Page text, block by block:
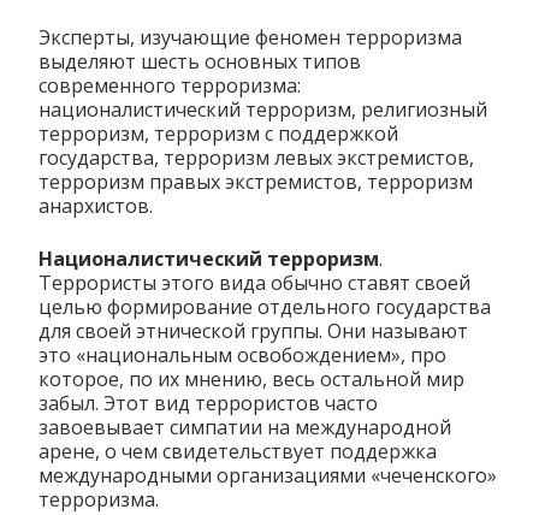
Эксперты, изучающие феномен терроризма
выделяют шесть основных типов
современного терроризма:
националистический терроризм, религиозный
терроризм, терроризм с поддержкой
государства, терроризм левых экстремистов,
терроризм правых экстремистов, терроризм
анархистов.
Националистический терроризм.
Террористы этого вида обычно ставят своей
целью формирование отдельного государства
для своей этнической группы. Они называют
это «национальным освобождением», про
которое, по их мнению, весь остальной мир
забыл. Этот вид террористов часто
завоевывает симпатии на международной
арене, о чем свидетельствует поддержка
международными организациями «чеченского»
терроризма.